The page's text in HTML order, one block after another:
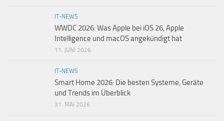
IT-NEWS
WWDC 2026: Was Apple bei iOS 26, Apple
Intelligence und macOS angekündigt hat
11. JUNI 2026
IT-NEWS
Smart Home 2026: Die besten Systeme, Geräte
und Trends im Überblick
31. MAI 2026